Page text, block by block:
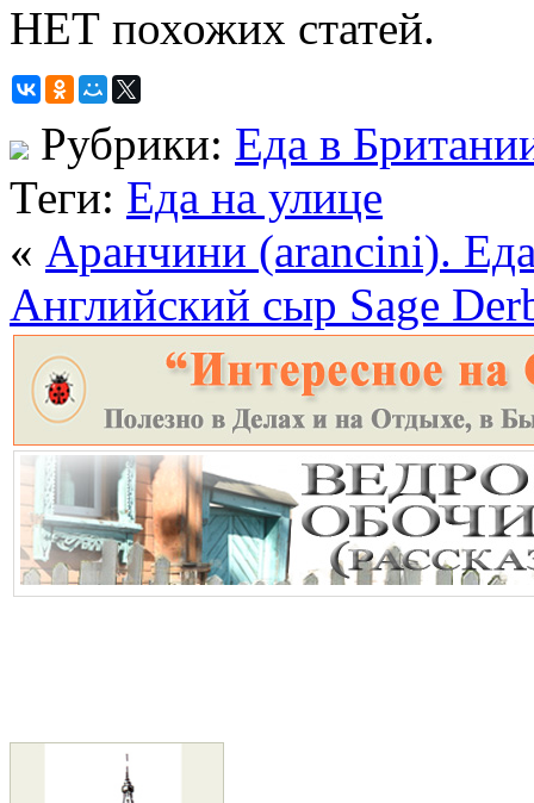
НЕТ похожих статей.
Рубрики: Еда в
Теги: Еда на улице
« Аранчини (arancini).
Английский сыр Sage